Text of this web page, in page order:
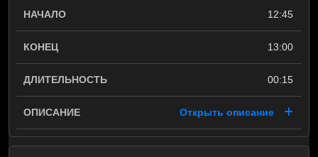
12:45
13:00
00:15
Открыть описание